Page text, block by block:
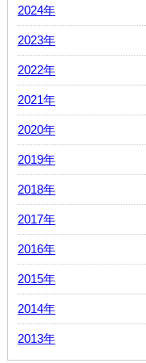
2024年
2023年
2022年
2021年
2020年
2019年
2018年
2017年
2016年
2015年
2014年
2013年